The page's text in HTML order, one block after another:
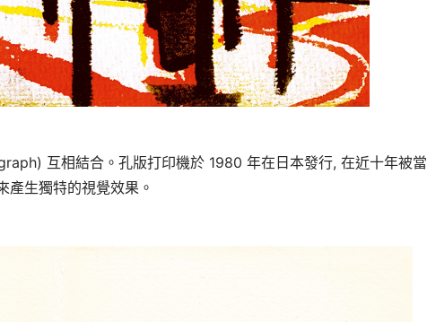
互相結合。孔版打印機於 1980 年在日本發行, 在近十年被當
產生獨特的視覺效果。